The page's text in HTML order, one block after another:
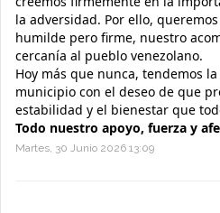
la adversidad. Por ello,
humilde pero firme, nuestro
cercanía al pueblo venezolano.
Hoy más que nunca, tendemos
municipio con el deseo de que
estabilidad y el bienestar que
Todo nuestro apoyo, fuerza y
Martes, 30 Junio 2026 13:09